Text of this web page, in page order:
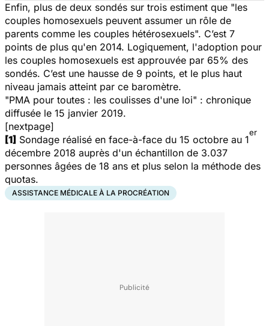
Enfin, plus de deux sondés sur trois estiment que "les
couples homosexuels peuvent assumer un rôle de
parents comme les couples hétérosexuels". C’est 7
points de plus qu'en 2014. Logiquement, l'adoption pour
les couples homosexuels est approuvée par 65% des
sondés. C’est une hausse de 9 points, et le plus haut
niveau jamais atteint par ce baromètre.
"PMA pour toutes : les coulisses d'une loi" : chronique
diffusée le 15 janvier 2019.
[nextpage]
[1] Sondage réalisé en face-à-face du 15 octobre au 1
er
décembre 2018 auprès d'un échantillon de 3.037
personnes âgées de 18 ans et plus selon la méthode des
quotas.
ASSISTANCE MÉDICALE À LA PROCRÉATION